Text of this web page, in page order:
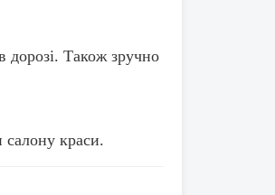
дорозі. Також зручно
салону краси.